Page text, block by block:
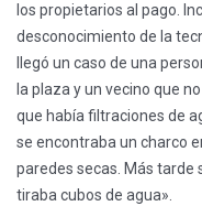
los propietarios al pago.
desconocimiento de la
llegó un caso de una
la plaza y un vecino que
que había filtraciones de
se encontraba un charco
paredes secas. Más tarde
tiraba cubos de agua».